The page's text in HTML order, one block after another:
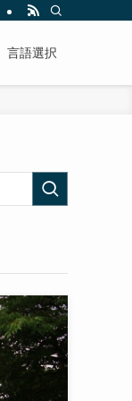
言語選択